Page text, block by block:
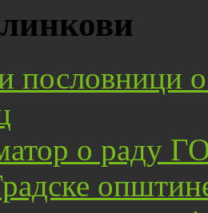
пословници
о раду